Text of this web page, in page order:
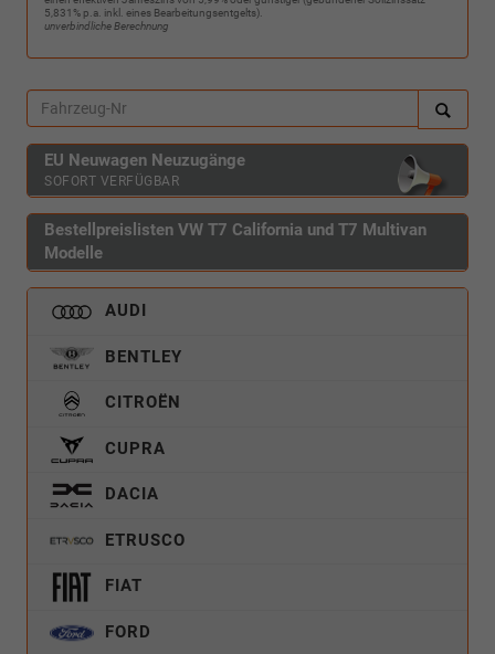
5,831% p.a. inkl. eines Bearbeitungsentgelts).
unverbindliche Berechnung
EU Neuwagen Neuzugänge
SOFORT VERFÜGBAR
Bestellpreislisten VW T7 California und T7 Multivan
Modelle
AUDI
BENTLEY
CITROËN
CUPRA
DACIA
ETRUSCO
FIAT
FORD